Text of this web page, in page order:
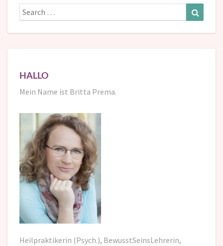
Search
for:
HALLO
Mein Name ist Britta Prema.
Heilpraktikerin (Psych.), BewusstSeinsLehrerin,